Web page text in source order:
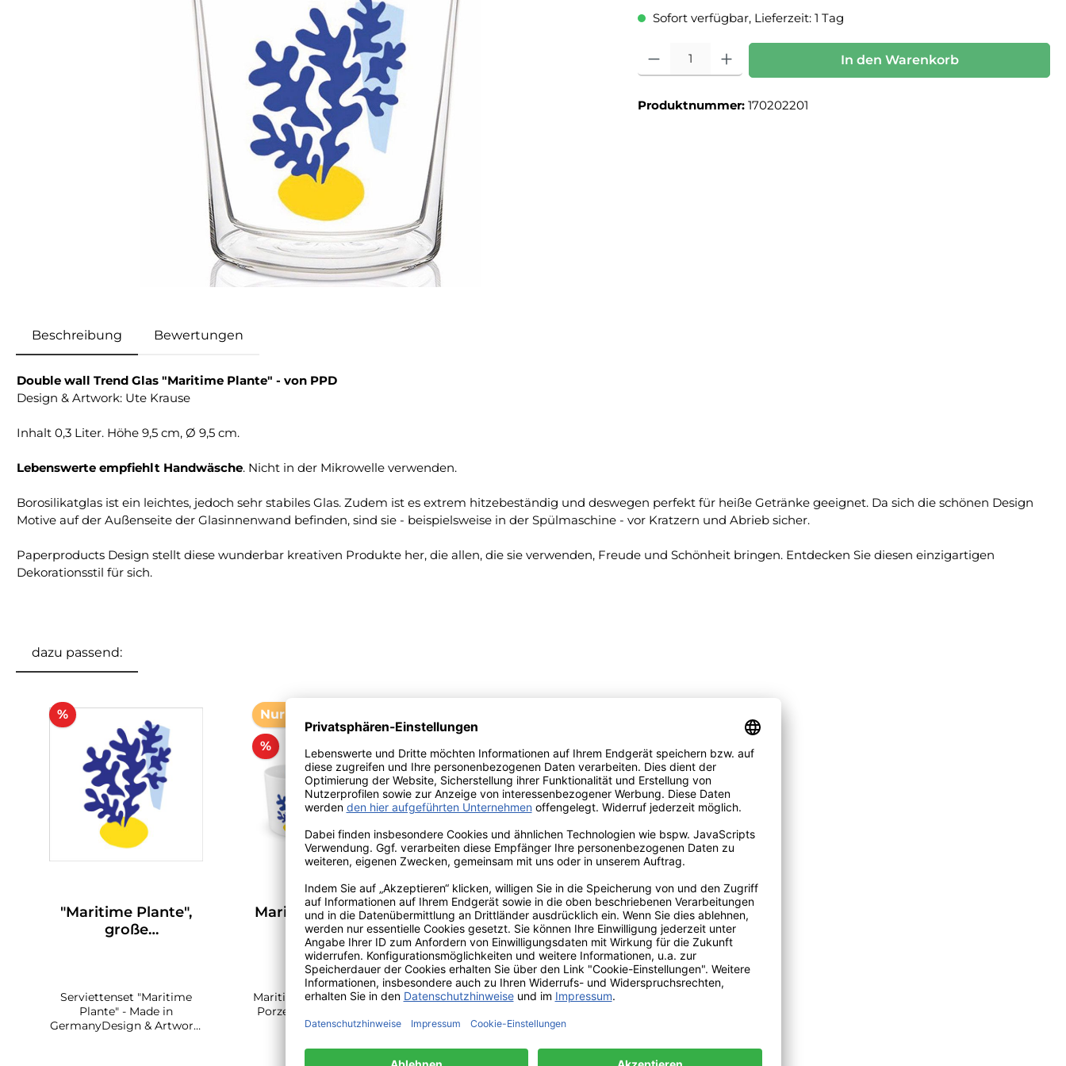
Sofort verfügbar, Lieferzeit: 1 Tag
Produkt Anzahl: Gib den gewünschten Wert ein oder benutze die Schaltflächen um die
In den Warenkorb
Produktnummer: 170202201
Beschreibung Bewertungen
Double wall Trend Glas "Maritime Plante" - von PPD
Design & Artwork: Ute Krause
Inhalt 0,3 Liter. Höhe 9,5 cm, Ø 9,5 cm.
Lebenswerte empfiehlt Handwäsche. Nicht in der Mikrowelle verwenden.
Borosilikatglas ist ein leichtes, jedoch sehr stabiles Glas. Zudem ist es extrem hitzebeständig und deswegen perfekt für heiße Getränke geeignet. Da sich die schönen Design
Motive auf der Außenseite der Glasinnenwand befinden, sind sie - beispielsweise in der Spülmaschine - vor Kratzern und Abrieb sicher.
Paperproducts Design stellt diese wunderbar kreativen Produkte her, die allen, die sie verwenden, Freude und Schönheit bringen. Entdecken Sie diesen einzigartigen
Dekorationsstil für sich.
dazu passend:
%
"Maritime Plante",
große
Serviettenset "Maritime
Plante" - Made in
GermanyDesign & Artwork:
Nur 5 auf Lager!
%
Maritime Plante- die
große
Porzellantasse von
PPD
Maritime Plante - die große
Porzellantasse von PPD in
der passenden
Artwork: Vicki